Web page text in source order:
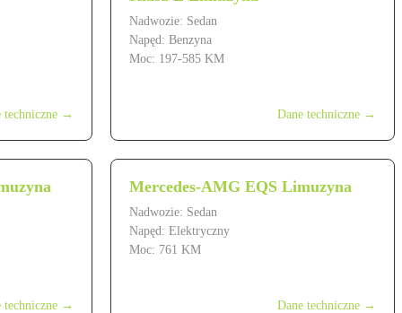
techniczne →
Nadwozie: Sedan
Napęd: Benzyna
Moc: 197-585 KM
Dane techniczne →
techniczne →
Mercedes-AMG EQS Limuzyna
Nadwozie: Sedan
Napęd: Elektryczny
Moc: 761 KM
Dane techniczne →